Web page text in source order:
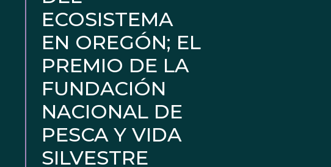
ECOSISTEMA
EN OREGÓN; EL
PREMIO DE LA
FUNDACIÓN
NACIONAL DE
PESCA Y VIDA
SILVESTRE